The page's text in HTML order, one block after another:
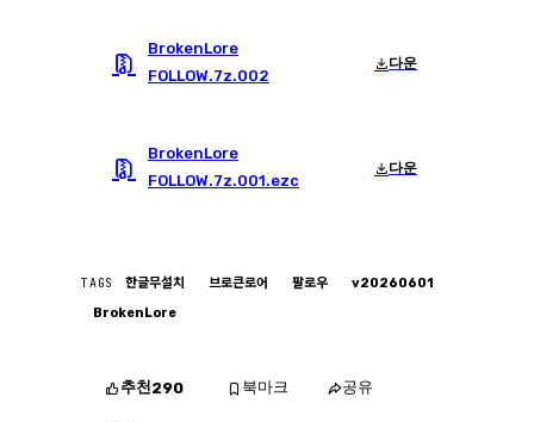
BrokenLore
FOLLOW.7z.002
다운
BrokenLore
FOLLOW.7z.001.ezc
다운
TAGS 한글무설치 브로큰로어 팔로우
v20260601
BrokenLore
추천290 북마크 공유